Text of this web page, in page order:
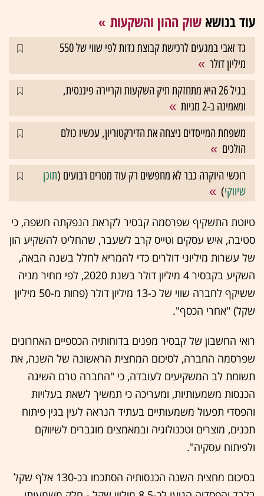
עוד בנושא שוק ההון והשקעות
גד זאבי במגעים לרכישת קבוצת גדות לפי שווי של 550
מיליון דולר
בגיל 26 היא מתחזקת תיק השקעות וקריירה פיננסית,
ומאמינה ב-2 מניות
משפחת המייסדים ניצחה את הדירקטוריון, עכשיו כולם
הולכים
רוכשי היוקרה כבר לא מחפשים רק עוד מטרים רבועים (תוכן
שיווקי)
טיוטת התשקיף שפרסמה קבסיר לקראת הנפקתה חשפה, כי
סטיבה, איש עסקים וטייס קרב לשעבר, שהחליט להשקיע הון
של עשרות מיליוני דולרים כדי להמריא לחלל בשנה הבאה,
השקיע בקבסיר 4 מיליון דולר בשנת 2020, לפי מחיר מניה
ששיקף לחברה שווי של כ-13 מיליון דולר (פחות מ-50 מיליון
שקל) "אחרי הכסף".
רואי החשבון של קבסיר מפנים בדוחותיה הכספיים האחרונים
שפרסמה החברה, לסיכום המחצית הראשונה של השנה, את
תשומת לב המשקיעים לעובדה, כי "החברה טרם השיגה
הכנסות משמעותיות, ומעריכה כי תמשיך לשאת בעלויות
והפסדי תפעול משמעותיים בעתיד הנראה לעין בגין פיתוח
תכנים, מוצרים וטכנולוגיה ובמאמצים מוגברים לשיווקם
ולפיתוח עסקיה".
בסיכום מחצית השנה הכנסותיה הסתכמו בכ-130 אלף שקל